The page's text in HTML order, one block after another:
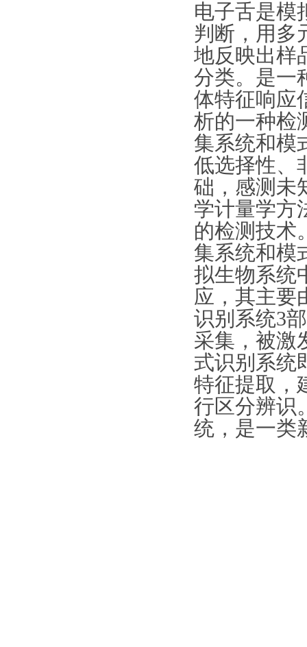
电子舌是模
判断，用多
地反映出样
分类。是一
体特征响应
析的一种检
集系统和模
低选择性、
础，感测未
学计量学方
的检测技术
集系统和模
拟生物系统
应，其主要
识别系统3
采集，被激
式识别系统
特征提取，
行区分辨识
统，是一类